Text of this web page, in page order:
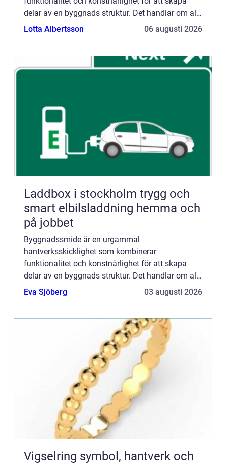
delar av en byggnads struktur. Det handlar om allt
från att forma metallstrukturer som används i
Lotta Albertsson 06 augusti 2026
Laddbox i stockholm trygg och
smart elbilsladdning hemma och
på jobbet
Byggnadssmide är en urgammal
hantverksskicklighet som kombinerar
funktionalitet och konstnärlighet för att skapa
delar av en byggnads struktur. Det handlar om allt
från att forma metallstrukturer som används i
Eva Sjöberg 03 augusti 2026
Vigselring symbol, hantverk och